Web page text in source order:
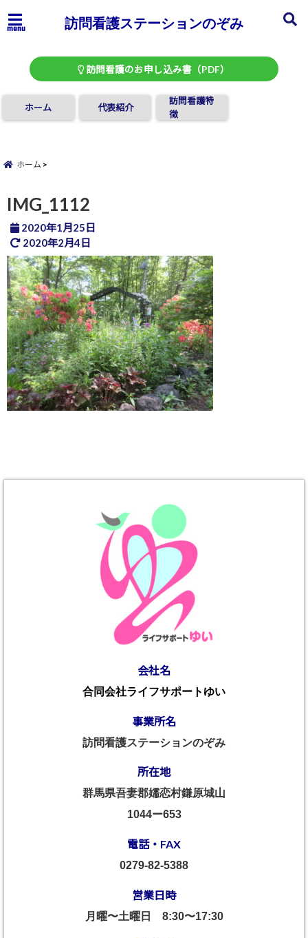
menu 訪問看護ステーションのぞみ
訪問看護のお申し込み書（PDF）
ホーム 代表紹介
訪問看護特
徴
ホーム
IMG_1112
2020年1月25日
2020年2月4日
会社名
合同会社ライフサポートゆい
事業所名
訪問看護ステーションのぞみ
所在地
群馬県吾妻郡嬬恋村鎌原城山
1044ー653
電話・FAX
0279-82-5388
営業日時
月曜〜土曜日 8:30〜17:30